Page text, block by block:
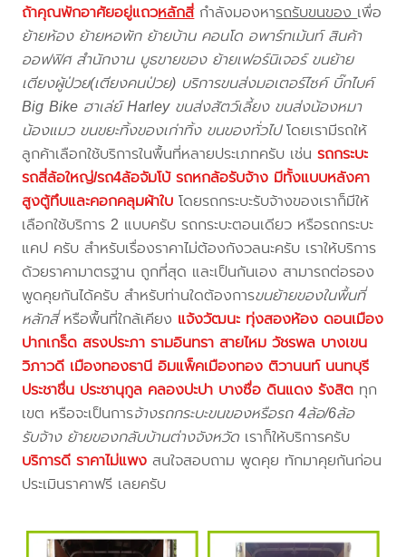
ถ้าคุณพักอาศัยอยู่แถวหลักสี่กำลังมองหารถรับขนของเพื่อ
ย้ายห้อง ย้ายหอพัก ย้ายบ้าน คอนโด อพาร์ทเม้นท์ สินค้า
ออฟฟิศ สำนักงาน บูธขายของ ย้ายเฟอร์นิเจอร์ ขนย้าย
เตียงผู้ป่วย(เตียงคนป่วย) บริการขนส่งมอเตอร์ไซค์ บิ๊กไบค์
Big Bike ฮาเล่ย์ Harley ขนส่งสัตว์เลี้ยง ขนส่งน้องหมา
น้องแมว ขนขยะทิ้งของเก่าทิ้ง ขนของทั่วไปโดยเรามีรถให้
ลูกค้าเลือกใช้บริการในพื้นที่หลายประเภทครับ เช่นรถกระบะ
รถสี่ล้อใหญ่/รถ4ล้อจัมโบ้ รถหกล้อรับจ้าง มีทั้งแบบหลังคา
สูงตู้ทึบและคอกคลุมผ้าใบ โดยรถกระบะรับจ้างของเราก็มีให้
เลือกใช้บริการ 2 แบบครับ รถกระบะตอนเดียว หรือรถกระบะ
แคป ครับ สำหรับเรื่องราคาไม่ต้องกังวลนะครับ เราให้บริการ
ด้วยราคามาตรฐาน ถูกที่สุด และเป็นกันเอง สามารถต่อรอง
พูดคุยกันได้ครับ สำหรับท่านใดต้องการขนย้ายของในพื้นที่
หลักสี่หรือพื้นที่ใกล้เคียง แจ้งวัฒนะ ทุ่งสองห้อง ดอนเมือง
ปากเกร็ด สรงประภา รามอินทรา สายไหม วัชรพล บางเขน
วิภาวดี เมืองทองธานี อิมแพ็คเมืองทอง ติวานนท์ นนทบุรี
ประชาชื่น ประชานุกูล คลองปะปา บางซื่อ ดินแดง รังสิต ทุก
เขต หรือจะเป็นการจ้างรถกระบะขนของหรือรถ 4ล้อ/6ล้อ
รับจ้าง ย้ายของกลับบ้านต่างจังหวัด เราก็ให้บริการครับ
บริการดี ราคาไม่แพง สนใจสอบถาม พูดคุย ทักมาคุยกันก่อน
ประเมินราคาฟรี เลยครับ